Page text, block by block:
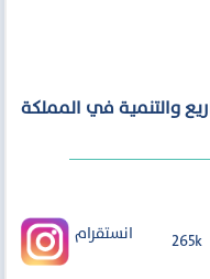
والتنمية في المملكة
انستقرام 265k